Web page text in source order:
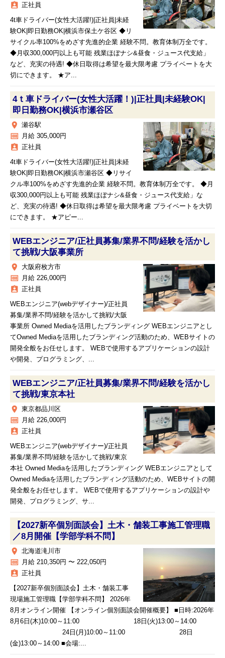
assignment_ind 正社員
4t車ドライバー(女性大活躍!)|正社員|未経
験OK|即日勤務OK|横浜市保土ケ谷区 ◆リ
サイクル率100%をめざす先進的企業 経験不問。教育体制万全です。
◆月収300,000円以上も可能 残業ほぼナシ&昼食・ジュース代支給」
など、充実の待遇! ◆休日取得は希望を最大限考慮 プライベートを大
切にできます。 ★ア...
4ｔ車ドライバー(女性大活躍！)|正社員|未経験OK|
即日勤務OK|横浜市瀬谷区
place 瀬谷駅
money 月給 305,000円
assignment_ind 正社員
4t車ドライバー(女性大活躍!)|正社員|未経
験OK|即日勤務OK|横浜市瀬谷区 ◆リサイ
クル率100%をめざす先進的企業 経験不問。教育体制万全です。 ◆月
収300,000円以上も可能 残業ほぼナシ&昼食・ジュース代支給」な
ど、充実の待遇! ◆休日取得は希望を最大限考慮 プライベートを大切
にできます。 ★アピー...
WEBエンジニア/正社員募集/業界不問/経験を活かし
て挑戦/大阪事業所
place 大阪府枚方市
money 月給 226,000円
assignment_ind 正社員
WEBエンジニア(webデザイナー)/正社員
募集/業界不問/経験を活かして挑戦/大阪
事業所 Owned Mediaを活用したブランディング WEBエンジニアとし
てOwned Mediaを活用したブランディング活動のため、WEBサイトの
開発全般をお任せします。 WEBで使用するアプリケーションの設計
や開発、プログラミング、...
WEBエンジニア/正社員募集/業界不問/経験を活かし
て挑戦/東京本社
place 東京都品川区
money 月給 226,000円
assignment_ind 正社員
WEBエンジニア(webデザイナー)/正社員
募集/業界不問/経験を活かして挑戦/東京
本社 Owned Mediaを活用したブランディング WEBエンジニアとして
Owned Mediaを活用したブランディング活動のため、WEBサイトの開
発全般をお任せします。 WEBで使用するアプリケーションの設計や
開発、プログラミング、サ...
【2027新卒個別面談会】土木・舗装工事施工管理職
／8月開催【学部学科不問】
place 北海道滝川市
money 月給 210,350円 〜 222,050円
assignment_ind 正社員
【2027新卒個別面談会】土木・舗装工事
現場施工管理職【学部学科不問】 2026年
8月オンライン開催 【オンライン個別面談会開催概要】 ■日時:2026年
8月6日(木)10:00～11:00 18日(火)13:00～14:00
24日(月)10:00～11:00 28日
(金)13:00～14:00 ■会場:...